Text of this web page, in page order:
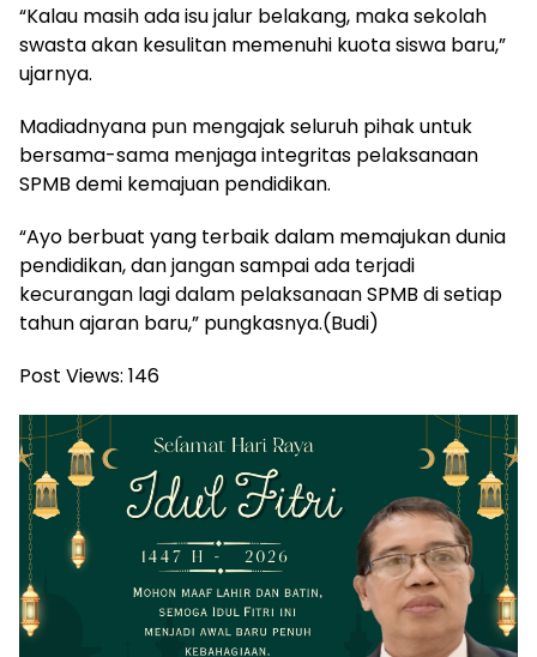
“Kalau masih ada isu jalur belakang, maka sekolah
swasta akan kesulitan memenuhi kuota siswa baru,”
ujarnya.
Madiadnyana pun mengajak seluruh pihak untuk
bersama-sama menjaga integritas pelaksanaan
SPMB demi kemajuan pendidikan.
“Ayo berbuat yang terbaik dalam memajukan dunia
pendidikan, dan jangan sampai ada terjadi
kecurangan lagi dalam pelaksanaan SPMB di setiap
tahun ajaran baru,” pungkasnya.(Budi)
Post Views: 146